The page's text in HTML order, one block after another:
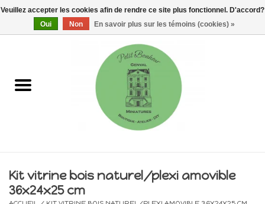
0 Articles - €0,00
Maisons, vitrines & kits
Electricité
Kit vitrine bois naturel/plexi amovible
36x24x25 cm
Veuillez accepter les cookies afin de rendre ce site plus fonctionnel. D'accord?
Oui
Non En savoir plus sur les témoins (cookies) »